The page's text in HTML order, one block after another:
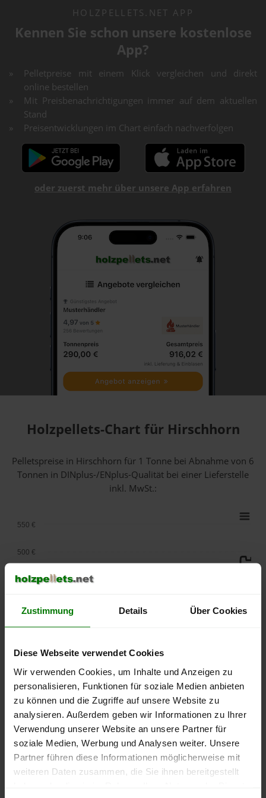
Zustimmung Details Über Cookies
Diese Webseite verwendet Cookies
Wir verwenden Cookies, um Inhalte und Anzeigen zu
personalisieren, Funktionen für soziale Medien anbieten
zu können und die Zugriffe auf unsere Website zu
analysieren. Außerdem geben wir Informationen zu Ihrer
Verwendung unserer Website an unsere Partner für
soziale Medien, Werbung und Analysen weiter. Unsere
Partner führen diese Informationen möglicherweise mit
weiteren Daten zusammen, die Sie ihnen bereitgestellt
HOLZPELLETS.NET APP
Kennen Sie schon unsere kostenlose
App?
Pelletpreise mit einem Klick vergleichen und direkt
online bestellen
Mit Preisbenachrichtigungen immer auf dem aktuellen
Stand
Preisentwicklungen im Chart einfach nachverfolgen
oder zuerst mehr über unsere App erfahren
Holzpellets-Chart für Hirschhorn
Pelletspreise in Hirschhorn für 1 Tonne bei Abnahmevon 6
Tonnen in DINplus-/ENplus-Qualität bei einer Lieferstelle
inkl. MwSt.:
lose Ware
September
2025
Januar
2026
Mai
2026
250 €
400 €
450 €
500 €
550 €
Die aktuelle Preisentwicklung für Holzpellets in Deutschland
können Sie jederzeit auf unsererPelletspreise-Seite
nachvollziehen.